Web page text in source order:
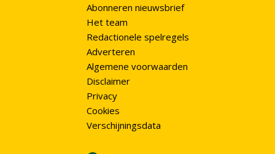
Abonneren nieuwsbrief
Het team
Redactionele spelregels
Adverteren
Algemene voorwaarden
Disclaimer
Privacy
Cookies
Verschijningsdata